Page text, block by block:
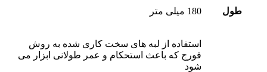
طول 180 میلی متر
استفاده از لبه های سخت کاری شده به روش
فورج که باعث استحکام و عمر طولانی ابزار می
شود